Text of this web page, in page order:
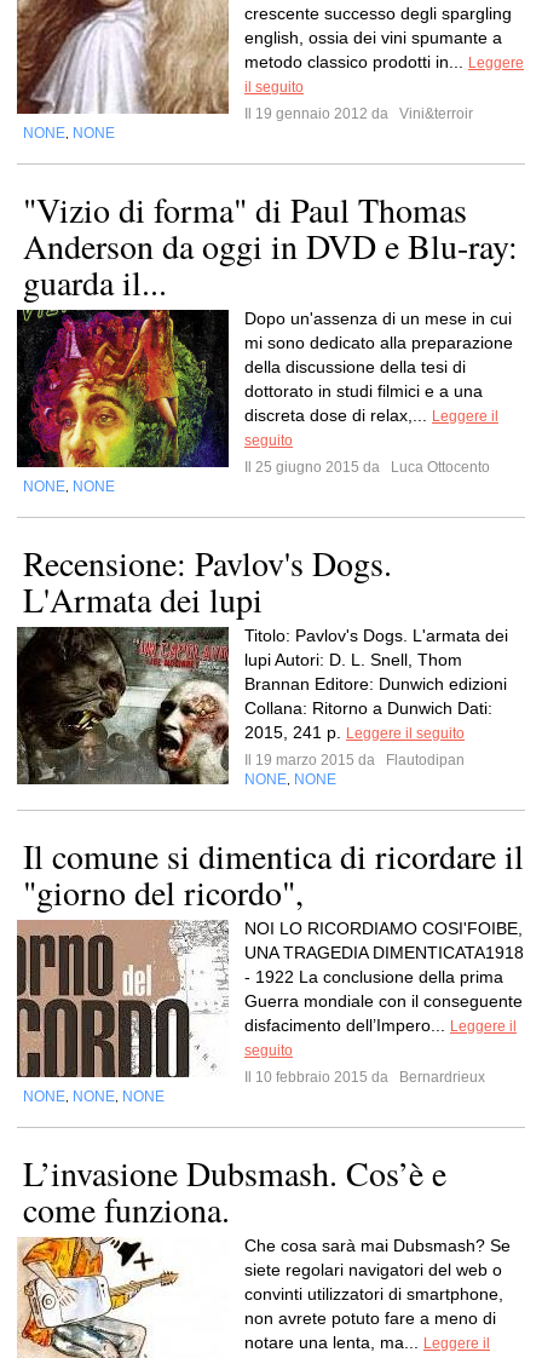
crescente successo degli spargling
english, ossia dei vini spumante a
metodo classico prodotti in...
Leggere
il seguito
Il 19 gennaio 2012 da
Vini&terroir
NONE NONE
"Vizio di forma" di Paul Thomas
Anderson da oggi in DVD e Blu-ray:
guarda il...
Dopo un'assenza di un mese in cui
mi sono dedicato alla preparazione
della discussione della tesi di
dottorato in studi filmici e a una
discreta dose di relax,...
Leggere il
seguito
Il 25 giugno 2015 da
Luca Ottocento
NONE NONE
Recensione: Pavlov's Dogs.
L'Armata dei lupi
Titolo: Pavlov's Dogs. L'armata dei
lupi Autori: D. L. Snell, Thom
Brannan Editore: Dunwich edizioni
Collana: Ritorno a Dunwich Dati:
2015, 241 p.
Leggere il seguito
Il 19 marzo 2015 da
Flautodipan
NONE NONE
Il comune si dimentica di ricordare il
"giorno del ricordo",
NOI LO RICORDIAMO COSI'FOIBE,
UNA TRAGEDIA DIMENTICATA1918
- 1922 La conclusione della prima
Guerra mondiale con il conseguente
disfacimento dell’Impero...
Leggere il
seguito
Il 10 febbraio 2015 da
Bernardrieux
NONE NONE NONE
L’invasione Dubsmash. Cos’è e
come funziona.
Che cosa sarà mai Dubsmash? Se
siete regolari navigatori del web o
convinti utilizzatori di smartphone,
non avrete potuto fare a meno di
notare una lenta, ma...
Leggere il